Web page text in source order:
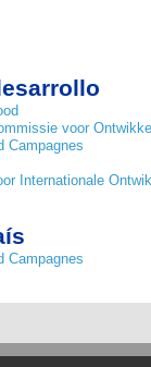
voor
Campagnes
Internationale
Campagnes